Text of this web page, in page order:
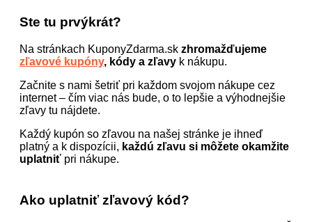
Ste tu prvýkrát?
Na stránkach KuponyZdarma.sk zhromažďujeme
zľavové kupóny, kódy a zľavy k nákupu.
Začnite s nami šetriť pri každom svojom nákupe cez
internet – čím viac nás bude, o to lepšie a výhodnejšie
zľavy tu nájdete.
Každý kupón so zľavou na našej stránke je ihneď
platný a k dispozícii, každú zľavu si môžete okamžite
uplatniť pri nákupe.
Ako uplatniť zľavový kód?